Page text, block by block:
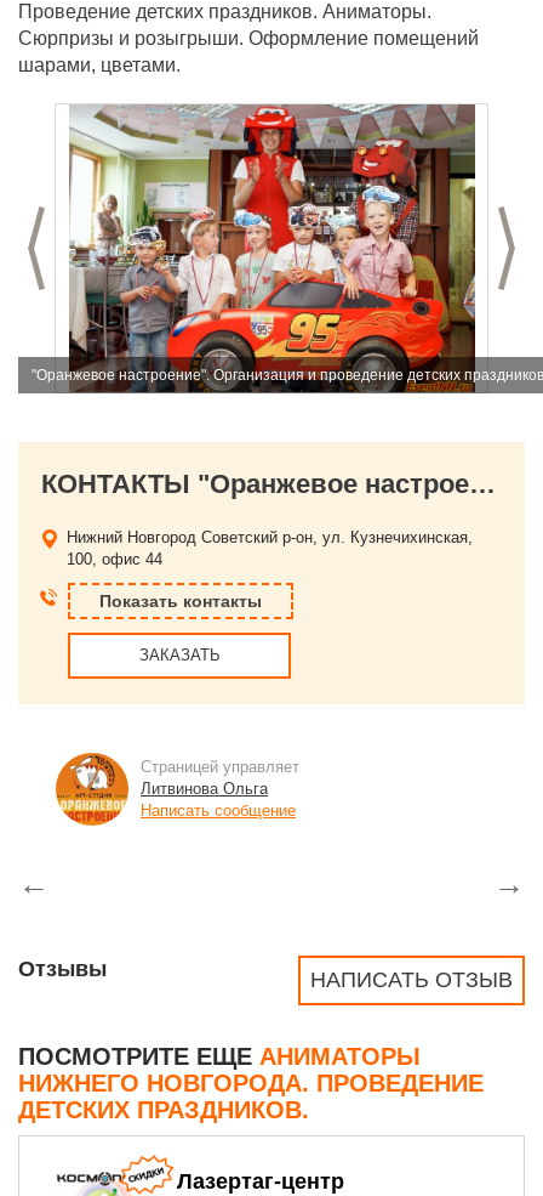
Проведение детских праздников. Аниматоры.
Сюрпризы и розыгрыши. Оформление помещений
шарами, цветами.
Предыдущий слайд
"Оранжевое настроение". Организация и проведение детских
КОНТАКТЫ "Оранжевое настроение". Организация и проведение детских праздников. Аниматоры
Нижний Новгород Советский р-он, ул. Кузнечихинская,
100, офис 44
Показать контакты
ЗАКАЗАТЬ
Страницей управляет
Литвинова Ольга
Написать сообщение
← →
НАПИСАТЬ ОТЗЫВ
Отзывы
ПОСМОТРИТЕ ЕЩЕ АНИМАТОРЫ
НИЖНЕГО НОВГОРОДА. ПРОВЕДЕНИЕ
ДЕТСКИХ ПРАЗДНИКОВ.
Лазертаг-центр